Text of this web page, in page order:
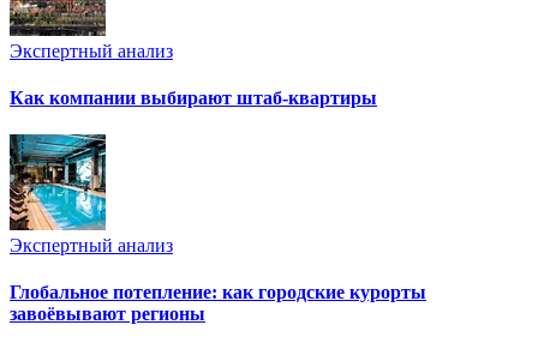
Экспертный анализ
Как компании выбирают штаб-квартиры
Экспертный анализ
Глобальное потепление: как городские курорты
завоёвывают регионы